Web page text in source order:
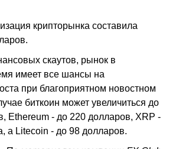
крипторынка составила
скаутов, рынок в
имеет все шансы на
при благоприятном новостном
биткоин может увеличиться до
Ethereum - до 220 долларов, XRP -
а Litecoin - до 98 долларов.